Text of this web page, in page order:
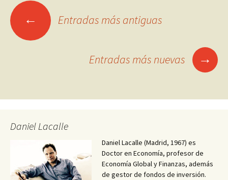
Ir
← Entradas más antiguas
Entradas más nuevas →
Daniel Lacalle
Daniel Lacalle (Madrid, 1967) es
Doctor en Economía, profesor de
Economía Global y Finanzas, además
de gestor de fondos de inversión.